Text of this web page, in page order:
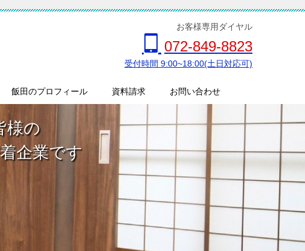
お客様専用ダイヤル
072-849-8823
受付時間 9:00~18:00(土日対応可)
飯田のプロフィール 資料請求 お問い合わせ
様の
企業です